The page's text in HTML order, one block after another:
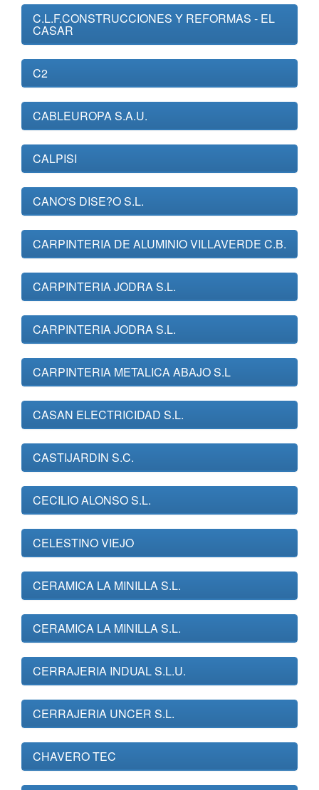
C.L.F.CONSTRUCCIONES Y REFORMAS - EL
CASAR
C2
CABLEUROPA S.A.U.
CALPISI
CANO'S DISE?O S.L.
CARPINTERIA DE ALUMINIO VILLAVERDE C.B.
CARPINTERIA JODRA S.L.
CARPINTERIA JODRA S.L.
CARPINTERIA METALICA ABAJO S.L
CASAN ELECTRICIDAD S.L.
CASTIJARDIN S.C.
CECILIO ALONSO S.L.
CELESTINO VIEJO
CERAMICA LA MINILLA S.L.
CERAMICA LA MINILLA S.L.
CERRAJERIA INDUAL S.L.U.
CERRAJERIA UNCER S.L.
CHAVERO TEC